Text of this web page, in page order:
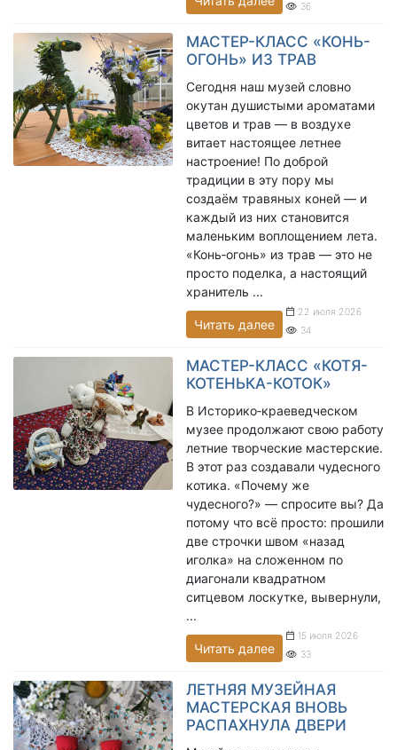
36
МАСТЕР-КЛАСС «КОНЬ-
ОГОНЬ» ИЗ ТРАВ
Сегодня наш музей словно
окутан душистыми ароматами
цветов и трав — в воздухе
витает настоящее летнее
настроение! По доброй
традиции в эту пору мы
создаём травяных коней — и
каждый из них становится
маленьким воплощением лета.
«Конь‑огонь» из трав — это не
просто поделка, а настоящий
хранитель ...
22 июля 2026
34
Читать далее
МАСТЕР-КЛАСС «КОТЯ-
КОТЕНЬКА-КОТОК»
В Историко‑краеведческом
музее продолжают свою работу
летние творческие мастерские.
В этот раз создавали чудесного
котика. «Почему же
чудесного?» — спросите вы? Да
потому что всё просто: прошили
две строчки швом «назад
иголка» на сложенном по
диагонали квадратном
ситцевом лоскутке, вывернули,
...
15 июля 2026
33
Читать далее
ЛЕТНЯЯ МУЗЕЙНАЯ
МАСТЕРСКАЯ ВНОВЬ
РАСПАХНУЛА ДВЕРИ